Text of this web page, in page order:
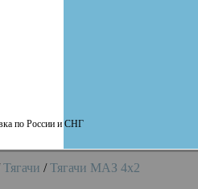
по России и СНГ
Тягачи /Тягачи MAЗ 4x2